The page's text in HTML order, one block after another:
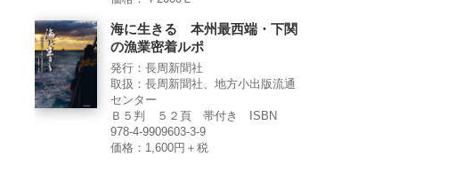
海に生きる 本州最西端・下関
の漁業密着ルポ
発行：長周新聞社
取扱：長周新聞社、地方小出版流通
センター
Ｂ５判 ５２頁 帯付き ISBN
978-4-9909603-3-9
価格：1,600円＋税